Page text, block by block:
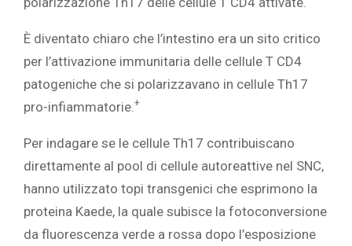
È diventato chiaro che l’intestino era un sito critico
per l’attivazione immunitaria delle cellule T CD4
patogeniche che si polarizzavano in cellule Th17
pro-infiammatorie. +
Per indagare se le cellule Th17 contribuiscano
direttamente al pool di cellule autoreattive nel SNC,
hanno utilizzato topi transgenici che esprimono la
proteina Kaede, la quale subisce la fotoconversione
da fluorescenza verde a rossa dopo l’esposizione